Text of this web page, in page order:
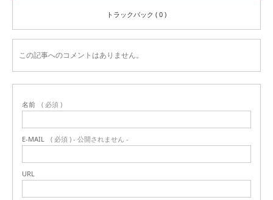
トラックバック ( 0 )
この記事へのコメントはありません。
名前 ( 必須 )
E-MAIL ( 必須 ) - 公開されません -
URL